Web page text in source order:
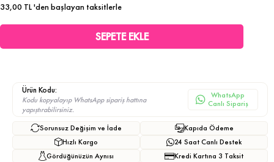
33,00 TL'den başlayan taksitlerle
Ürün Kodu:
Kodu kopyalayıp WhatsApp sipariş hattına
yapıştırabilirsiniz.
WhatsApp
Canlı Sipariş
Sorunsuz Değişim ve İade
Hızlı Kargo
Gördüğünüzün Aynısı
Kapıda Ödeme
24 Saat Canlı Destek
Kredi Kartına 3 Taksit